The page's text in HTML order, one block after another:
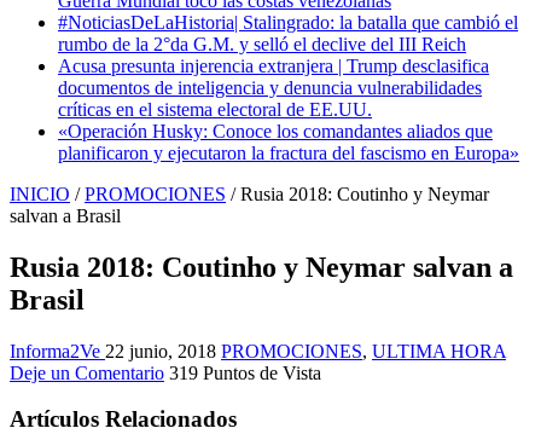
#NoticiasDeLaHistoria| Stalingrado: la batalla que cambió el
rumbo de la 2°da G.M. y selló el declive del III Reich
Acusa presunta injerencia extranjera | Trump desclasifica
documentos de inteligencia y denuncia vulnerabilidades
críticas en el sistema electoral de EE.UU.
«Operación Husky: Conoce los comandantes aliados que
planificaron y ejecutaron la fractura del fascismo en Europa»
INICIO / PROMOCIONES / Rusia 2018: Coutinho y Neymar
salvan a Brasil
Rusia 2018: Coutinho y Neymar salvan a
Brasil
Informa2Ve 22 junio, 2018 PROMOCIONES, ULTIMA HORA
Deje un Comentario 319 Puntos de Vista
Artículos Relacionados